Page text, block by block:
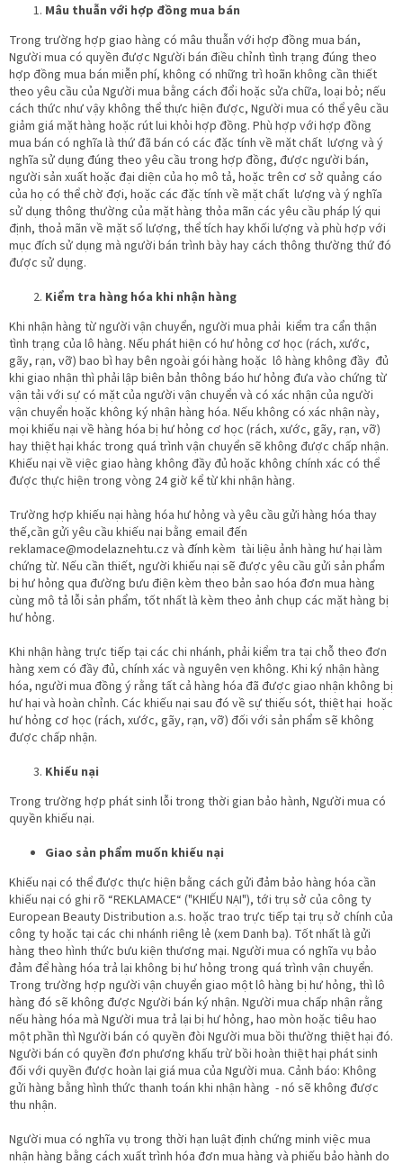
Mâu thuẫn với hợp đồng mua bán
Trong trường hợp giao hàng có mâu thuẫn với hợp đồng mua bán,
Người mua có quyền được Người bán điều chỉnh tình trạng đúng theo
hợp đồng mua bán miễn phí, không có những trì hoãn không cần thiết
theo yêu cầu của Người mua bằng cách đổi hoặc sửa chữa, loại bỏ; nếu
cách thức như vậy không thể thực hiện được, Người mua có thể yêu cầu
giảm giá mặt hàng hoặc rút lui khỏi hợp đồng. Phù hợp với hợp đồng
mua bán có nghĩa là thứ đã bán có các đặc tính về mặt chất lượng và ý
nghĩa sử dụng đúng theo yêu cầu trong hợp đồng, được người bán,
người sản xuất hoặc đại diện của họ mô tả, hoặc trên cơ sở quảng cáo
của họ có thể chờ đợi, hoặc các đặc tính về mặt chất lượng và ý nghĩa
sử dụng thông thường của mặt hàng thỏa mãn các yêu cầu pháp lý qui
định, thoả mãn về mặt số lượng, thể tích hay khối lượng và phù hợp với
mục đích sử dụng mà người bán trình bày hay cách thông thường thứ đó
được sử dụng.
Kiểm tra hàng hóa khi nhận hàng
Khi nhận hàng từ người vận chuyển, người mua phải kiểm tra cẩn thận
tình trạng của lô hàng. Nếu phát hiện có hư hỏng cơ học (rách, xước,
gãy, rạn, vỡ) bao bì hay bên ngoài gói hàng hoặc lô hàng không đầy đủ
khi giao nhận thì phải lập biên bản thông báo hư hỏng đưa vào chứng từ
vận tải với sự có mặt của người vận chuyển và có xác nhận của người
vận chuyển hoặc không ký nhận hàng hóa. Nếu không có xác nhận này,
mọi khiếu nại về hàng hóa bị hư hỏng cơ học (rách, xước, gãy, rạn, vỡ)
hay thiệt hại khác trong quá trình vận chuyển sẽ không được chấp nhận.
Khiếu nại về việc giao hàng không đầy đủ hoặc không chính xác có thể
được thực hiện trong vòng 24 giờ kể từ khi nhận hàng.
Trường hợp khiếu nại hàng hóa hư hỏng và yêu cầu gửi hàng hóa thay
thế,cần gửi yêu cầu khiếu nại bằng email đến
reklamace@modelaznehtu.cz và đính kèm tài liệu ảnh hàng hư hại làm
chứng từ. Nếu cần thiết, người khiếu nại sẽ được yêu cầu gửi sản phẩm
bị hư hỏng qua đường bưu điện kèm theo bản sao hóa đơn mua hàng
cùng mô tả lỗi sản phẩm, tốt nhất là kèm theo ảnh chụp các mặt hàng bị
hư hỏng.
Khi nhận hàng trực tiếp tại các chi nhánh, phải kiểm tra tại chỗ theo đơn
hàng xem có đầy đủ, chính xác và nguyên vẹn không. Khi ký nhận hàng
hóa, người mua đồng ý rằng tất cả hàng hóa đã được giao nhận không bị
hư hại và hoàn chỉnh. Các khiếu nại sau đó về sự thiếu sót, thiệt hại hoặc
hư hỏng cơ học (rách, xước, gãy, rạn, vỡ) đối với sản phẩm sẽ không
được chấp nhận.
Khiếu nại
Trong trường hợp phát sinh lỗi trong thời gian bảo hành, Người mua có
quyền khiếu nại.
Giao sản phẩm muốn khiếu nại
Khiếu nại có thể được thực hiện bằng cách gửi đảm bảo hàng hóa cần
khiếu nại có ghi rõ “REKLAMACE“ ("KHIẾU NẠI"), tới trụ sở của công ty
European Beauty Distribution a.s. hoặc trao trực tiếp tại trụ sở chính của
công ty hoặc tại các chi nhánh riêng lẻ (xem Danh bạ). Tốt nhất là gửi
hàng theo hình thức bưu kiện thương mại. Người mua có nghĩa vụ bảo
đảm để hàng hóa trả lại không bị hư hỏng trong quá trình vận chuyển.
Trong trường hợp người vận chuyển giao một lô hàng bị hư hỏng, thì lô
hàng đó sẽ không được Người bán ký nhận. Người mua chấp nhận rằng
nếu hàng hóa mà Người mua trả lại bị hư hỏng, hao mòn hoặc tiêu hao
một phần thì Người bán có quyền đòi Người mua bồi thường thiệt hại đó.
Người bán có quyền đơn phương khấu trừ bồi hoàn thiệt hại phát sinh
đối với quyền được hoàn lại giá mua của Người mua. Cảnh báo: Không
gửi hàng bằng hình thức thanh toán khi nhận hàng - nó sẽ không được
thu nhận.
Người mua có nghĩa vụ trong thời hạn luật định chứng minh việc mua
nhận hàng bằng cách xuất trình hóa đơn mua hàng và phiếu bảo hành do